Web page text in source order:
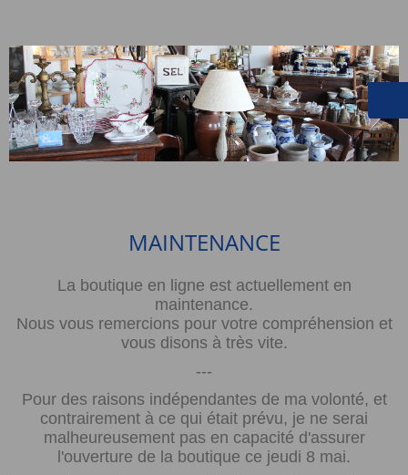
MAINTENANCE
La boutique en ligne est actuellement en
maintenance.
Nous vous remercions pour votre compréhension et
vous disons à très vite.
---
Pour des raisons indépendantes de ma volonté, et
contrairement à ce qui était prévu, je ne serai
malheureusement pas en capacité d'assurer
l'ouverture de la boutique ce jeudi 8 mai.